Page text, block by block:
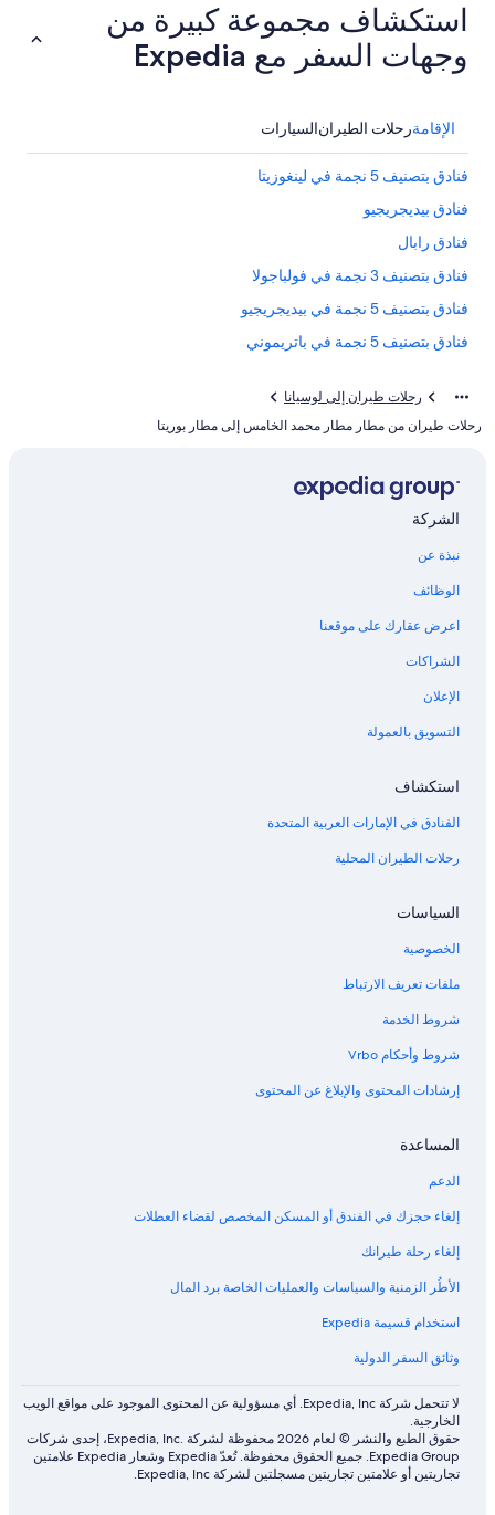
استكشاف مجموعة كبيرة من
وجهات السفر مع Expedia
الإقامةرحلات الطيرانالسيارات
فنادق بتصنيف 5 نجمة في لينغوزيتا
فنادق بيديجريجيو
فنادق رابال
فنادق بتصنيف 3 نجمة في فولباجولا
فنادق بتصنيف 5 نجمة في بيديجريجيو
فنادق بتصنيف 5 نجمة في باتريموني
رحلات طيران إلى لوسيانا
رحلات طيران من مطار مطار محمد الخامس إلى مطار بوريتا
الشركة
نبذة عن
الوظائف
اعرض عقارك على موقعنا
الشراكات
الإعلان
التسويق بالعمولة
استكشاف
الفنادق في الإمارات العربية المتحدة
رحلات الطيران المحلية
السياسات
الخصوصية
ملفات تعريف الارتباط
شروط الخدمة
شروط وأحكام Vrbo
إرشادات المحتوى والإبلاغ عن المحتوى
المساعدة
الدعم
إلغاء حجزك في الفندق أو المسكن المخصص لقضاء العطلات
إلغاء رحلة طيرانك
الأطُر الزمنية والسياسات والعمليات الخاصة برد المال
استخدام قسيمة Expedia
وثائق السفر الدولية
لا تتحمل شركة Expedia, Inc. أي مسؤولية عن المحتوى الموجود على مواقع الويب
الخارجية.
حقوق الطبع والنشر © لعام 2026 محفوظة لشركة .Expedia, Inc، إحدى شركات
Expedia Group. جميع الحقوق محفوظة. تُعدّ Expedia وشعار Expedia علامتين
تجاريتين أو علامتين تجاريتين مسجلتين لشركة Expedia, Inc.